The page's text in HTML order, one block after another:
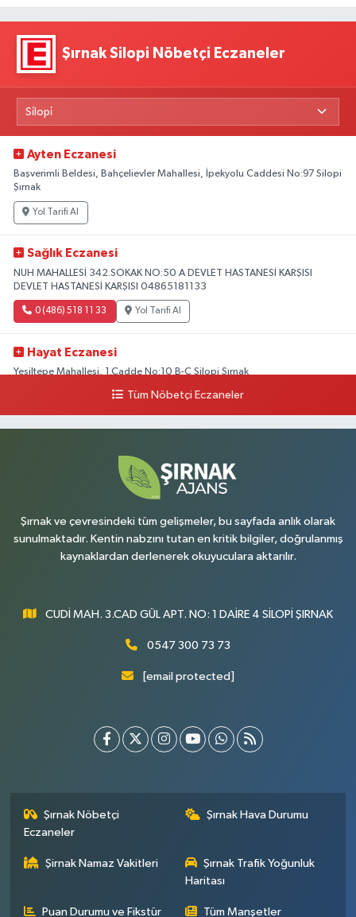
Şırnak Silopi Nöbetçi Eczaneler
Ayten Eczanesi
Başverimli Beldesi, Bahçelievler Mahallesi, İpekyolu Caddesi No:97 Silopi
Şırnak
Yol Tarifi Al
Sağlık Eczanesi
NUH MAHALLESİ 342.SOKAK NO:50 A DEVLET HASTANESİ KARŞISI
DEVLET HASTANESİ KARŞISI 04865181133
0 (486) 518 11 33 Yol Tarifi Al
Hayat Eczanesi
Yeşiltepe Mahallesi, 1.Cadde No:10 B-C Silopi Şırnak
Yol Tarifi Al
Yenişehir Mahallesi, 8.Cadde No:53 A Silopi Şırnak
Yol Tarifi Al
Tüm Nöbetçi Eczaneler
Şırnak ve çevresindeki tüm gelişmeler, bu sayfada anlık olarak
sunulmaktadır. Kentin nabzını tutan en kritik bilgiler, doğrulanmış
kaynaklardan derlenerek okuyuculara aktarılır.
CUDİ MAH. 3.CAD GÜL APT. NO: 1 DAİRE 4 SİLOPİ ŞIRNAK
0547 300 73 73
[email protected]
Şırnak Nöbetçi
Eczaneler
Şırnak Hava Durumu
Şirnak Namaz Vakitleri
Şırnak Trafik Yoğunluk
Haritası
Puan Durumu ve Fikstür Tüm Manşetler